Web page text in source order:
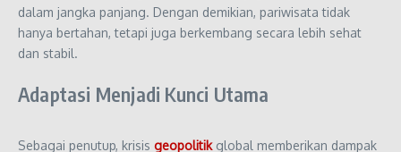
dalam jangka panjang. Dengan demikian, pariwisata tidak
hanya bertahan, tetapi juga berkembang secara lebih sehat
dan stabil.
Adaptasi Menjadi Kunci Utama
Sebagai penutup, krisis geopolitikglobal memberikan dampak